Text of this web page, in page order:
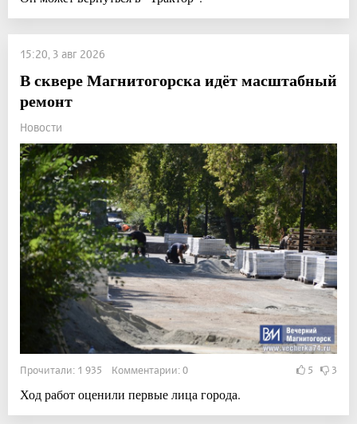
15:20, 3 авг 2026
В сквере Магнитогорска идёт масштабный
ремонт
Новости
Прочитали: 1 935 Комментарии: 0 5 3
Ход работ оценили первые лица города.